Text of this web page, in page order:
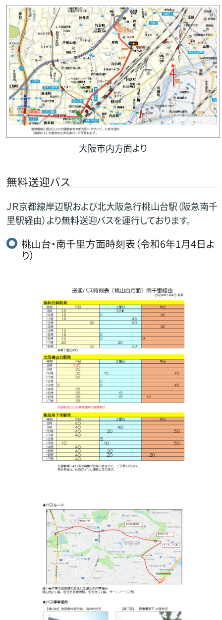
大阪市内方面より
無料送迎バス
ＪＲ京都線岸辺駅および北大阪急行桃山台駅（阪急南千
里駅経由）より無料送迎バスを運行しております。
桃山台・南千里方面時刻表（令和6年1月4日よ
り）